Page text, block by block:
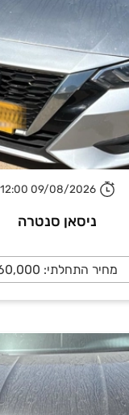
09/08/2026 12:00
ניסאן סנטרה
מחיר התחלתי: 60,000